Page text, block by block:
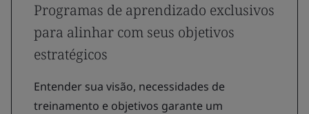
Programas de aprendizado exclusivos
para alinhar com seus objetivos
estratégicos
Entender sua visão, necessidades de
treinamento e objetivos garante um